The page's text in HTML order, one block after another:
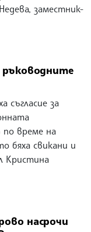
заместник-
съгласие за
по време на
бяха свикани и
Кристина
насрочи